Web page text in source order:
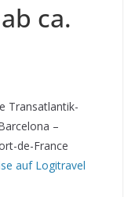
ca.
Transatlantik-
–
de-France
auf Logitravel